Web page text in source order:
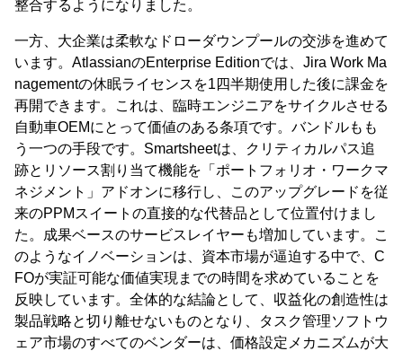
整合するようになりました。
一方、大企業は柔軟なドローダウンプールの交渉を進めて
います。AtlassianのEnterprise Editionでは、Jira Work Ma
nagementの休眠ライセンスを1四半期使用した後に課金を
再開できます。これは、臨時エンジニアをサイクルさせる
自動車OEMにとって価値のある条項です。バンドルもも
う一つの手段です。Smartsheetは、クリティカルパス追
跡とリソース割り当て機能を「ポートフォリオ・ワークマ
ネジメント」アドオンに移行し、このアップグレードを従
来のPPMスイートの直接的な代替品として位置付けまし
た。成果ベースのサービスレイヤーも増加しています。こ
のようなイノベーションは、資本市場が逼迫する中で、C
FOが実証可能な価値実現までの時間を求めていることを
反映しています。全体的な結論として、収益化の創造性は
製品戦略と切り離せないものとなり、タスク管理ソフトウ
ェア市場のすべてのベンダーは、価格設定メカニズムが大